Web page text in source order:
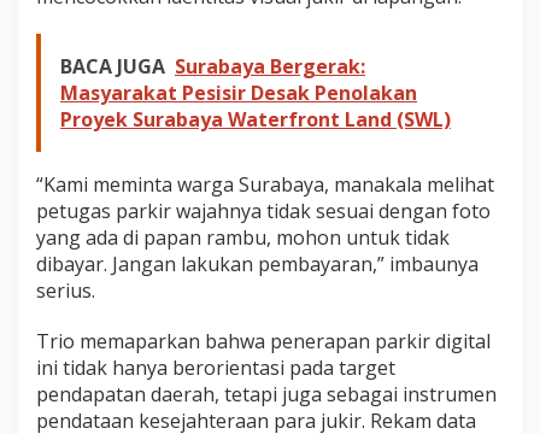
BACA JUGA Surabaya Bergerak:
Masyarakat Pesisir Desak Penolakan
Proyek Surabaya Waterfront Land (SWL)
“Kami meminta warga Surabaya, manakala melihat
petugas parkir wajahnya tidak sesuai dengan foto
yang ada di papan rambu, mohon untuk tidak
dibayar. Jangan lakukan pembayaran,” imbaunya
serius.
Trio memaparkan bahwa penerapan parkir digital
ini tidak hanya berorientasi pada target
pendapatan daerah, tetapi juga sebagai instrumen
pendataan kesejahteraan para jukir. Rekam data